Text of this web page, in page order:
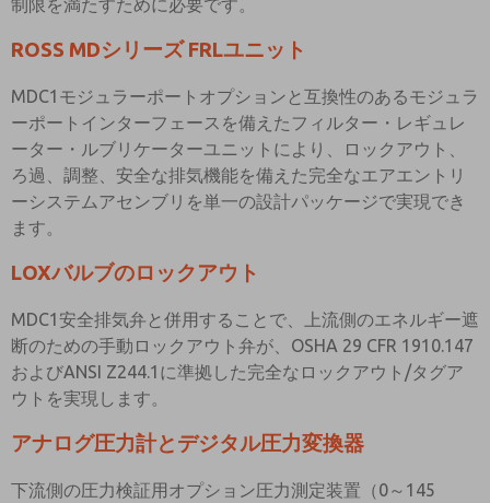
制限を満たすために必要です。
ROSS MDシリーズ FRLユニット
MDC1モジュラーポートオプションと互換性のあるモジュラ
ーポートインターフェースを備えたフィルター・レギュレ
ーター・ルブリケーターユニットにより、ロックアウト、
ろ過、調整、安全な排気機能を備えた完全なエアエントリ
ーシステムアセンブリを単一の設計パッケージで実現でき
ます。
LOXバルブのロックアウト
MDC1安全排気弁と併用することで、上流側のエネルギー遮
断のための手動ロックアウト弁が、OSHA 29 CFR 1910.147
およびANSI Z244.1に準拠した完全なロックアウト/タグア
ウトを実現します。
アナログ圧力計とデジタル圧力変換器
下流側の圧力検証用オプション圧力測定装置（0～145